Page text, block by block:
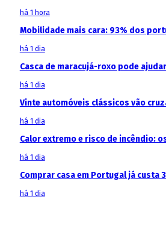
há 1 hora
Mobilidade mais cara: 93% dos
há 1 dia
Casca de maracujá-roxo pode
há 1 dia
Vinte automóveis clássicos vão
há 1 dia
Calor extremo e risco de incêndio:
há 1 dia
Comprar casa em Portugal já custa
há 1 dia